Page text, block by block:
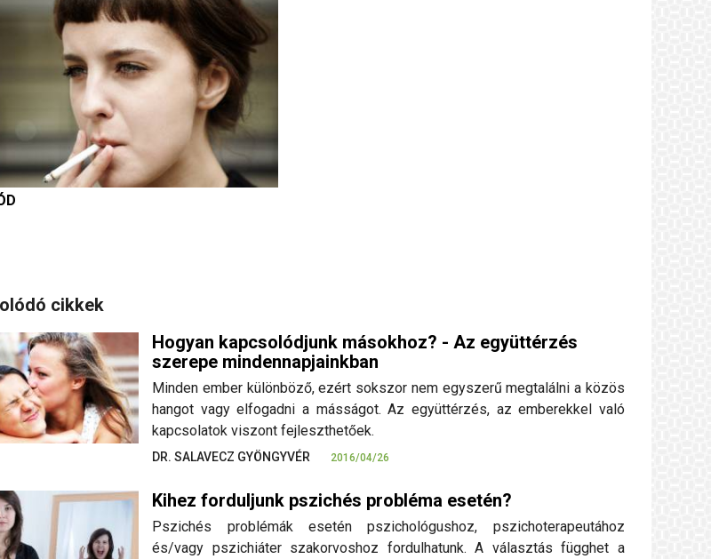
cikkek
Hogyan kapcsolódjunk másokhoz? - Az együttérzés
szerepe mindennapjainkban
Minden ember különböző, ezért sokszor nem egyszerű megtalálni a közös
hangot vagy elfogadni a másságot. Az együttérzés, az emberekkel való
kapcsolatok viszont fejleszthetőek.
DR. SALAVECZ GYÖNGYVÉR 2016/04/26
Kihez forduljunk pszichés probléma esetén?
Pszichés problémák esetén pszichológushoz, pszichoterapeutához
és/vagy pszichiáter szakorvoshoz fordulhatunk. A választás függhet a